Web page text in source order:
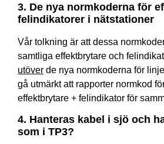
3. De nya normkoderna för
felindikatorer i nätstationer
Vår tolkning är att dessa
samtliga effektbrytare och
utöver de nya normkoderna för
gå utmärkt att rapporter normkod
effektbrytare + felindikator för
4. Hanteras kabel i sjö och
som i TP3?